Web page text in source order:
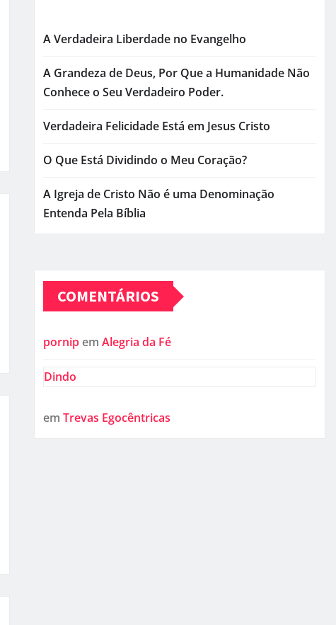
A Verdadeira Liberdade no Evangelho
A Grandeza de Deus, Por Que a Humanidade Não
Conhece o Seu Verdadeiro Poder.
Verdadeira Felicidade Está em Jesus Cristo
O Que Está Dividindo o Meu Coração?
A Igreja de Cristo Não é uma Denominação
Entenda Pela Bíblia
COMENTÁRIOS
pornip em Alegria da Fé
Dindo
em Trevas Egocêntricas